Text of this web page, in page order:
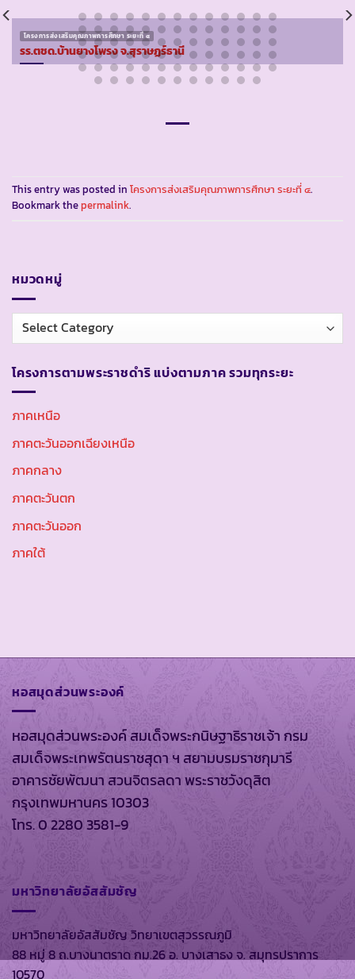
โครงการส่งเสริมคุณภาพการศึกษา ระยะที่ ๔
รร.ตชด.บ้านยางโพรง จ.สุราษฏร์ธานี
This entry was posted in โครงการส่งเสริมคุณภาพการศึกษา ระยะที่ ๔.
Bookmark thepermalink.
หมวดหมู่
หมวด
หมู่
โครงการตามพระราชดำริ แบ่งตามภาค รวมทุกระยะ
ภาคเหนือ
ภาคตะวันออกเฉียงเหนือ
ภาคกลาง
ภาคตะวันตก
ภาคตะวันออก
ภาคใต้
หอสมุดส่วนพระองค์
หอสมุดส่วนพระองค์ สมเด็จพระกนิษฐาธิราชเจ้า กรม
สมเด็จพระเทพรัตนราชสุดา ฯ สยามบรมราชกุมารี
อาคารชัยพัฒนา สวนจิตรลดา พระราชวังดุสิต
กรุงเทพมหานคร 10303
โทร. 0 2280 3581-9
มหาวิทยาลัยอัสสัมชัญ
มหาวิทยาลัยอัสสัมชัญ วิทยาเขตสุวรรณภูมิ
88 หมู่ 8 ถ.บางนาตราด กม.26 อ. บางเสาธง จ. สมุทรปราการ
10570